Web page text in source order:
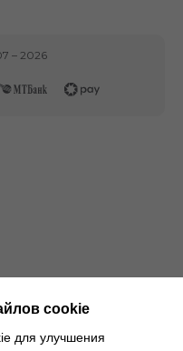
– 2026
cookie
для улучшения